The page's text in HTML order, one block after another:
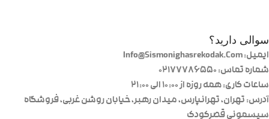
سوالی دارید؟
ایمیل: Info@Sismonighasrekodak.Com
شماره تماس: 02177786550
ساعات کاری: همه روزه از ۱۰:۰۰ الی ۲۱:۰۰
آدرس: تهران، تهرانپارس، میدان رهبر، خیابان روشن غربی، فروشگاه
سیسمونی قصرکودک